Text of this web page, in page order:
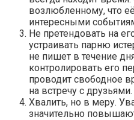
возлюбленному, что
интересными
Не претендовать на
устраивать парню
не пишет в течение
контролировать его
проводит свободное
на встречу с друзьями.
Хвалить, но в меру.
значительно